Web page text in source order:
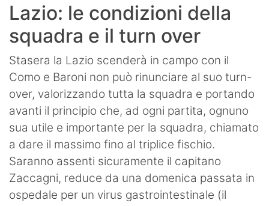
Lazio: le condizioni della
squadra e il turn over
Stasera la Lazio scenderà in campo con il
Como e Baroni non può rinunciare al suo turn-
over, valorizzando tutta la squadra e portando
avanti il principio che, ad ogni partita, ognuno
sua utile e importante per la squadra, chiamato
a dare il massimo fino al triplice fischio.
Saranno assenti sicuramente il capitano
Zaccagni, reduce da una domenica passata in
ospedale per un virus gastrointestinale (il